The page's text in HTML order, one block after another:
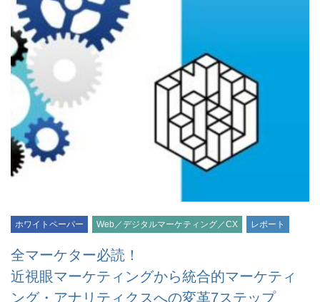
ホワイトペーパー Web／デジタルマーケティング／CX レポート
全マーケター必読！
近視眼マーケティングから統合的マーケティ
ング・アナリティクスへの変革7ステップ